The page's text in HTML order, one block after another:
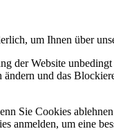
um Ihnen über
der Website
und das
Sie Cookies
anmelden, um eine